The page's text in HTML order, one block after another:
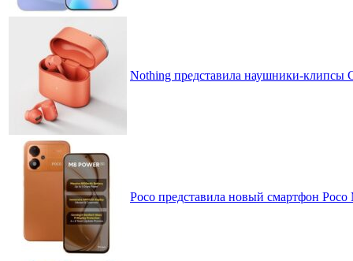
Nothing представила наушники-клипсы
Poco представила новый смартфон